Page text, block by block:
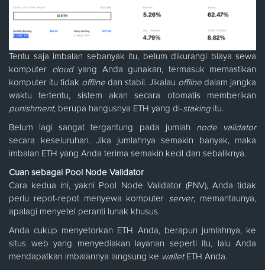
Tentu saja imbalan sebanyak itu, belum dikurangi biaya sewa
komputer cloud yang Anda gunakan, termasuk memastikan
komputer itu tidak offline dan stabil. Jikalau offline dalam jangka
waktu tertentu, sistem akan secara otomatis memberikan
punishment, berupa hangusnya ETH yang di-staking itu.
Belum lagi sangat tergantung pada jumlah node validator
secara keseluruhan. Jika jumlahnya semakin banyak, maka
imbalan ETH yang Anda terima semakin kecil dan sebaliknya.
Cuan sebagai Pool Node Validator
Cara kedua ini, yakni Pool Node Validator (PNV), Anda tidak
perlu repot-repot menyewa komputer server, memantaunya,
apalagi menyetel peranti lunak khusus.
Anda cukup menyetorkan ETH Anda, berapun jumlahnya, ke
situs web yang menyediakan layanan seperti itu, lalu Anda
mendapatkan imbalannya langsung ke wallet ETH Anda.